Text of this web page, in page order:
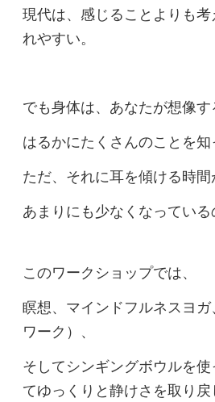
現代は、感じることよりも考
れやすい。
でも身体は、あなたが想像す
はるかにたくさんのことを知
ただ、それに耳を傾ける時間
あまりにも少なくなっている
このワークショップでは、
瞑想、マインドフルネスヨガ
ワーク）、
そしてシンギングボウルを
てゆっくりと静けさを取り戻